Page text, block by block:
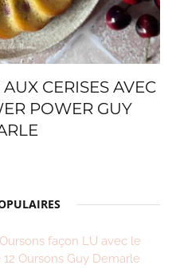
CERISES AVEC
POWER GUY
façon LU avec le
Oursons Guy Demarle